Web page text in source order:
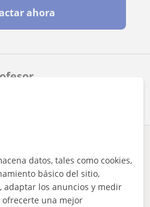
ahora
Barcelona
a niñosas de primaria
datos, tales como cookies,
básico del sitio,
adaptar los anuncios y medir
ofrecerte una mejor